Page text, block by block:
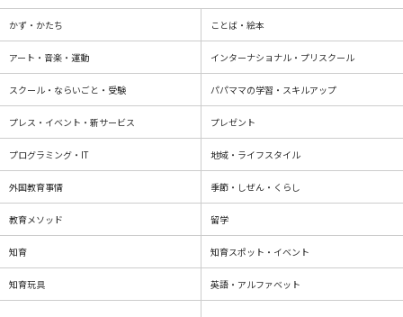
かず・かたち ことば・絵本
アート・音楽・運動 インターナショナル・プリスクール
スクール・ならいごと・受験 パパママの学習・スキルアップ
プレス・イベント・新サービス プレゼント
プログラミング・IT 地域・ライフスタイル
外国教育事情 季節・しぜん・くらし
教育メソッド 留学
知育 知育スポット・イベント
知育玩具 英語・アルファベット